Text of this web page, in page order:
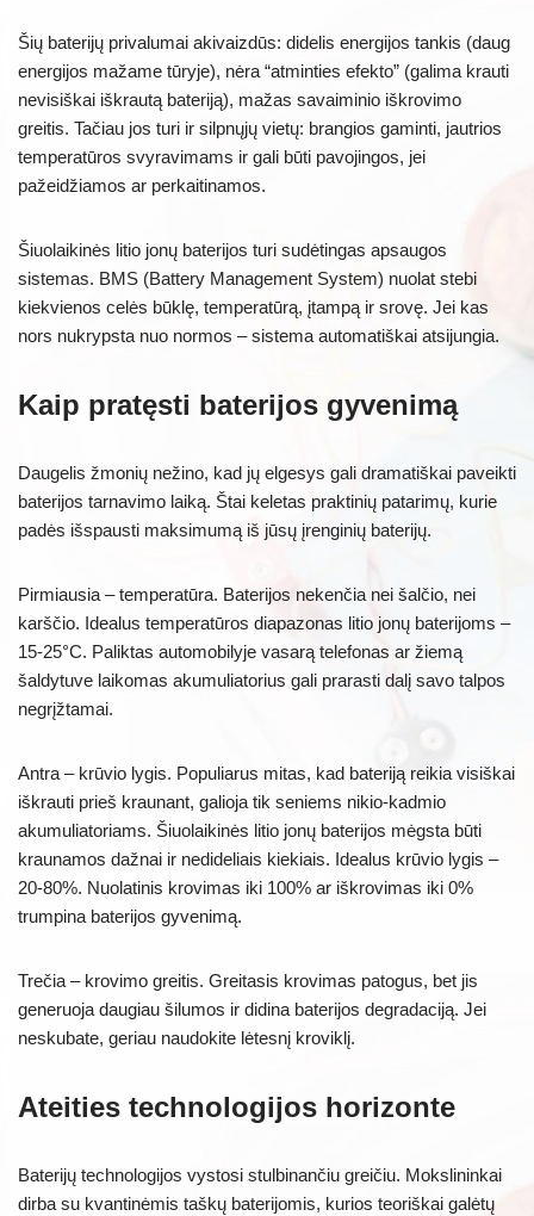
Šių baterijų privalumai akivaizdūs: didelis energijos tankis (daug
energijos mažame tūryje), nėra “atminties efekto” (galima krauti
nevisiškai iškrautą bateriją), mažas savaiminio iškrovimo
greitis. Tačiau jos turi ir silpnųjų vietų: brangios gaminti, jautrios
temperatūros svyravimams ir gali būti pavojingos, jei
pažeidžiamos ar perkaitinamos.
Šiuolaikinės litio jonų baterijos turi sudėtingas apsaugos
sistemas. BMS (Battery Management System) nuolat stebi
kiekvienos celės būklę, temperatūrą, įtampą ir srovę. Jei kas
nors nukrypsta nuo normos – sistema automatiškai atsijungia.
Kaip pratęsti baterijos gyvenimą
Daugelis žmonių nežino, kad jų elgesys gali dramatiškai paveikti
baterijos tarnavimo laiką. Štai keletas praktinių patarimų, kurie
padės išspausti maksimumą iš jūsų įrenginių baterijų.
Pirmiausia – temperatūra. Baterijos nekenčia nei šalčio, nei
karščio. Idealus temperatūros diapazonas litio jonų baterijoms –
15-25°C. Paliktas automobilyje vasarą telefonas ar žiemą
šaldytuve laikomas akumuliatorius gali prarasti dalį savo talpos
negrįžtamai.
Antra – krūvio lygis. Populiarus mitas, kad bateriją reikia visiškai
iškrauti prieš kraunant, galioja tik seniems nikio-kadmio
akumuliatoriams. Šiuolaikinės litio jonų baterijos mėgsta būti
kraunamos dažnai ir nedideliais kiekiais. Idealus krūvio lygis –
20-80%. Nuolatinis krovimas iki 100% ar iškrovimas iki 0%
trumpina baterijos gyvenimą.
Trečia – krovimo greitis. Greitasis krovimas patogus, bet jis
generuoja daugiau šilumos ir didina baterijos degradaciją. Jei
neskubate, geriau naudokite lėtesnį kroviklį.
Ateities technologijos horizonte
Baterijų technologijos vystosi stulbinančiu greičiu. Mokslininkai
dirba su kvantinėmis taškų baterijomis, kurios teoriškai galėtų